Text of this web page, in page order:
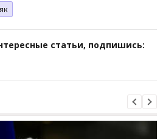
статьи, подпишись: